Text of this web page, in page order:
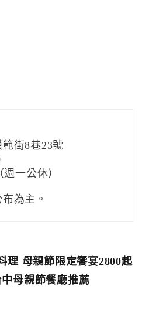
街8巷23號
一公休）
為主。
理 母親節限定饗宴2800起
母親節餐廳推薦